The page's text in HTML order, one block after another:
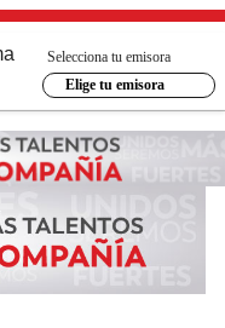
Selecciona tu emisora
Elige tu emisora